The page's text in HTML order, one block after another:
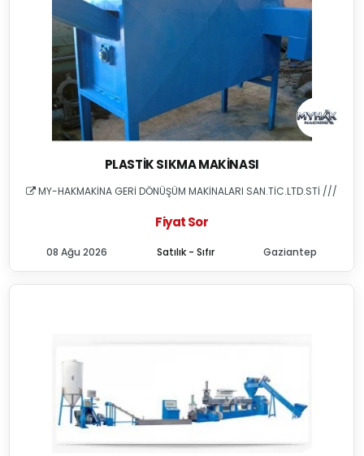
PLASTIK SIKMA MAKINASI
MY-HAKMAKİNA GERİ DÖNÜŞÜM MAKİNALARI SAN.TİC.LTD.STİ ///
Fiyat Sor
Satılık - Sıfır
08 Ağu 2026 Gaziantep